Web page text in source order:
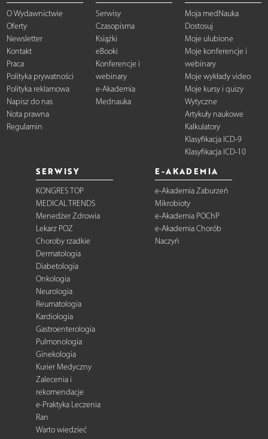
O Wydawnictwie
Oferty
Newsletter
Kontakt
Praca
Polityka prywatności
Polityka reklamowa
Napisz do nas
Nota prawna
Regulamin
Serwisy
Czasopisma
Książki
eBooki
Konferencje i
webinary
e-Akademia
Mednauka
Moja medNauka
Dostosuj
Moje ulubione
Moje konferencje i
webinary
Moje wykłady video
Moje kursy i quizy
Wytyczne
Artykuły naukowe
Kalkulatory
Klasyfikacja ICD-9
Klasyfikacja ICD-10
SERWISY
KONGRES TOP
MEDICAL TRENDS
Menedżer Zdrowia
Lekarz POZ
Choroby rzadkie
Dermatologia
Diabetologia
Onkologia
Neurologia
Reumatologia
Kardiologia
Gastroenterologia
Pulmonologia
Ginekologia
Kurier Medyczny
Zalecenia i
rekomendacje
e-Praktyka Leczenia
Ran
Warto wiedzieć
E-AKADEMIA
e-Akademia Zaburzeń
Mikrobioty
e-Akademia POChP
e-Akademia Chorób
Naczyń